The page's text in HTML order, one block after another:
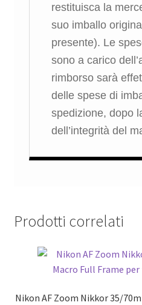
restituisca la
suo imballo
presente). Le
sono a carico
rimborso sarà
delle spese di
spedizione, dopo
dell’integrità del
Prodotti correlati
Nikon AF Zoom Nikkor 35/